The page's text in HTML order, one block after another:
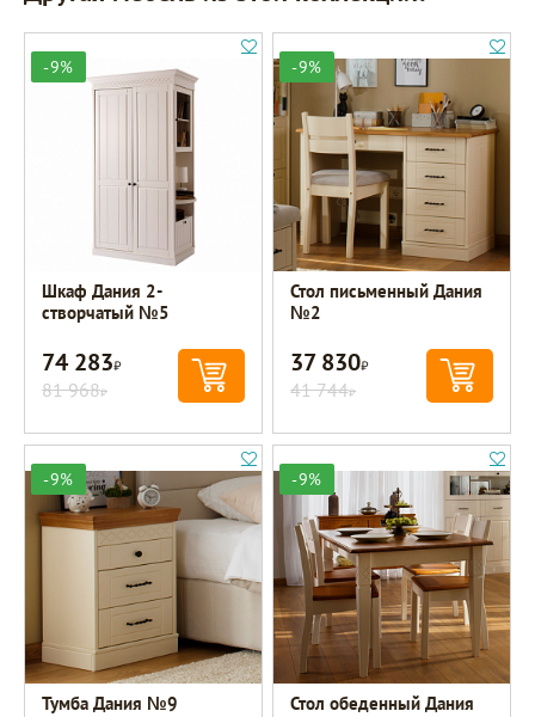
-9%
Шкаф Дания 2-
створчатый №5
74 283Р
81 968Р
-9%
Стол письменный Дания
№2
37 830Р
41 744Р
-9%
Тумба Дания №9
-9%
Стол обеденный Дания